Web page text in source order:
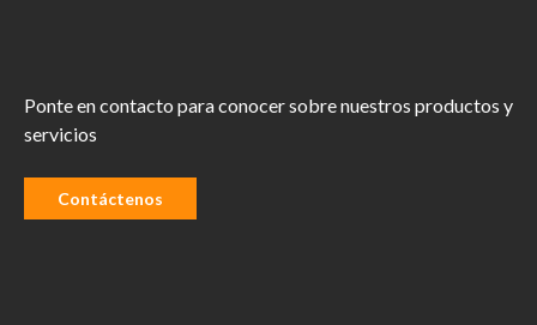
Ponte en contacto para conocer sobre nuestros productos y
servicios
Contáctenos